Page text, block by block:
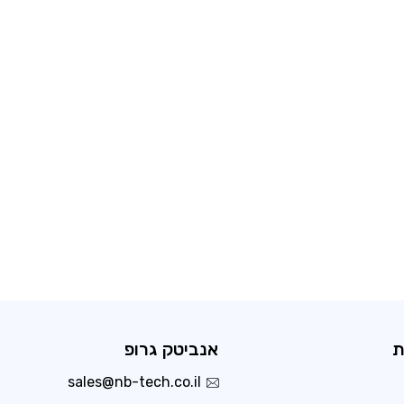
אנביטק גרופ
sales@nb-tech.co.il